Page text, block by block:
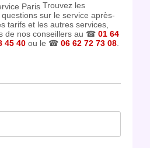
Trouvez les
sur le service après-
tarifs et les autres services,
de nos conseillers au ☎ 01 64
45 40 ou le ☎ 06 62 72 73 08.